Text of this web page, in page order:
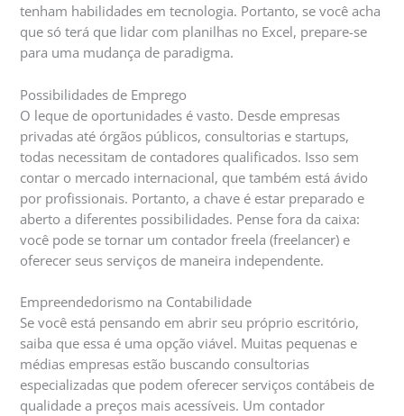
tenham habilidades em tecnologia. Portanto, se você acha
que só terá que lidar com planilhas no Excel, prepare-se
para uma mudança de paradigma.
Possibilidades de Emprego
O leque de oportunidades é vasto. Desde empresas
privadas até órgãos públicos, consultorias e startups,
todas necessitam de contadores qualificados. Isso sem
contar o mercado internacional, que também está ávido
por profissionais. Portanto, a chave é estar preparado e
aberto a diferentes possibilidades. Pense fora da caixa:
você pode se tornar um contador freela (freelancer) e
oferecer seus serviços de maneira independente.
Empreendedorismo na Contabilidade
Se você está pensando em abrir seu próprio escritório,
saiba que essa é uma opção viável. Muitas pequenas e
médias empresas estão buscando consultorias
especializadas que podem oferecer serviços contábeis de
qualidade a preços mais acessíveis. Um contador